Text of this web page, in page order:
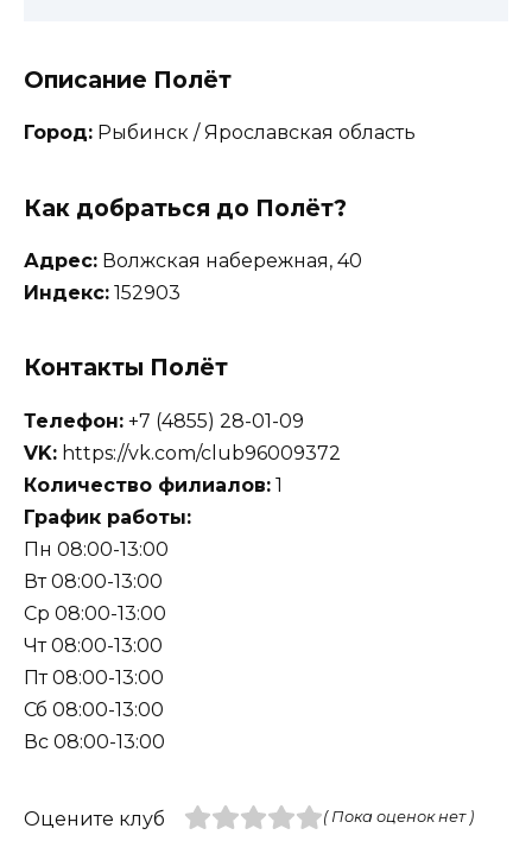
Описание Полёт
Город: Рыбинск / Ярославская область
Как добраться до Полёт?
Адрес: Волжская набережная, 40
Индекс: 152903
Контакты Полёт
Телефон: +7 (4855) 28-01-09
VK: https://vk.com/club96009372
Количество филиалов: 1
График работы:
Пн 08:00-13:00
Вт 08:00-13:00
Ср 08:00-13:00
Чт 08:00-13:00
Пт 08:00-13:00
Сб 08:00-13:00
Вс 08:00-13:00
Оцените клуб ( Пока оценок нет )